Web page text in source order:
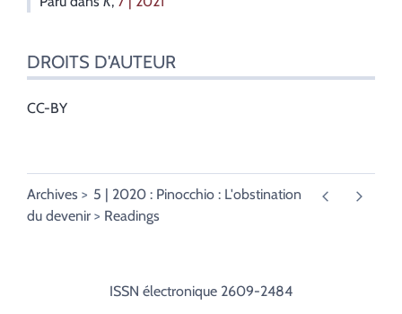
DROITS D'AUTEUR
CC-BY
Archives
5 | 2020 : Pinocchio : L'obstination
du devenir
Readings
ISSN électronique 2609-2484